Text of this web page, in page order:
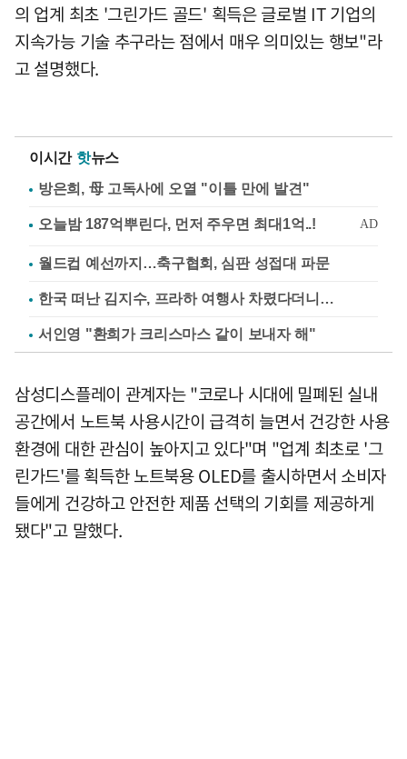
의 업계 최초 '그린가드 골드' 획득은 글로벌 IT 기업의
지속가능 기술 추구라는 점에서 매우 의미있는 행보"라
고 설명했다.
이시간 핫뉴스
방은희, 母 고독사에 오열 "이틀 만에 발견"
월드컵 예선까지…축구협회, 심판 성접대 파문
한국 떠난 김지수, 프라하 여행사 차렸다더니…
서인영 "환희가 크리스마스 같이 보내자 해"
삼성디스플레이 관계자는 "코로나 시대에 밀폐된 실내
공간에서 노트북 사용시간이 급격히 늘면서 건강한 사용
환경에 대한 관심이 높아지고 있다"며 "업계 최초로 '그
린가드'를 획득한 노트북용 OLED를 출시하면서 소비자
들에게 건강하고 안전한 제품 선택의 기회를 제공하게
됐다"고 말했다.